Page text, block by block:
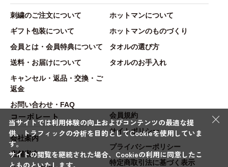
刺繍のご注文について
ギフト包装について
会員とは・会員特典について
送料・お届けについて
キャンセル・返品・交換・ご
返金
お問い合わせ・FAQ
ホットマンについて
ホットマンのものづくり
タオルの選び方
タオルのお手入れ
コーポレート
会社案内
店舗案内
会員規約
サイトポリシー
プライバシーポリシー
特定商取引法に基づく表示
×
当サイトでは利用体験の向上およびコンテンツの最適な提
供、トラフィックの分析を目的としてCookieを使用していま
す。
サイトの閲覧を継続された場合、Cookieの利用に同意したこ